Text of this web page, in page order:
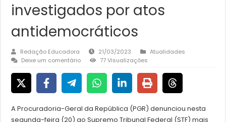
investigados por atos
antidemocráticos
Redação Educadora 21/03/2023
Atualidades
Deixe um comentário
77 Visualizações
A Procuradoria-Geral da República (PGR) denunciou nesta
segunda-feira (20) ao Supremo Tribunal Federal (STF) mais